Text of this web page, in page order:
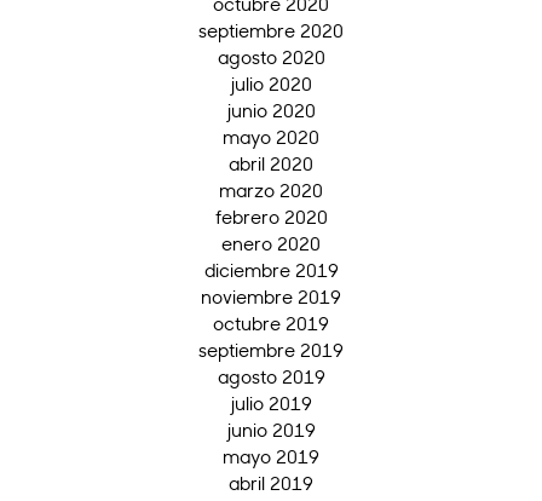
septiembre 2020
agosto 2020
julio 2020
junio 2020
mayo 2020
abril 2020
marzo 2020
febrero 2020
enero 2020
diciembre 2019
noviembre 2019
octubre 2019
septiembre 2019
agosto 2019
julio 2019
junio 2019
mayo 2019
abril 2019